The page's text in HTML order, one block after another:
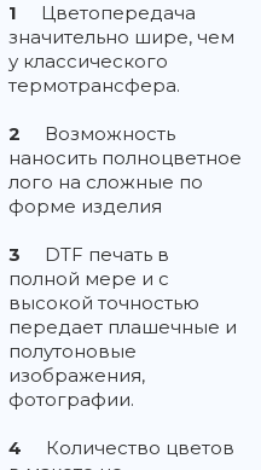
1
Цветопередача
значительно шире, чем
у классического
термотрансфера.
2
Возможность
наносить полноцветное
лого на сложные по
форме изделия
3
DTF печать в
полной мере и с
высокой точностью
передает плашечные и
полутоновые
изображения,
фотографии.
4
Количество цветов